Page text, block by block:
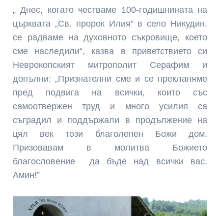
„ Днес, когато честваме 100-годишнината на
църквата „Св. пророк Илия” в село Никудин,
се радваме на духовното съкровище, което
сме наследили“, казва в приветствието си
Неврокопският митрополит Серафим и
допълни: „Признателни сме и се прекланяме
пред подвига на всички, които със
самоотвержен труд и много усилия са
съградил и поддържали в продължение на
цял век този благолепен Божи дом.
Призовавам в молитва Божието
благословение да бъде над всички вас.
Амин!”